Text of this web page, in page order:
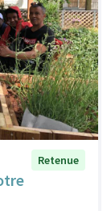
Retenue